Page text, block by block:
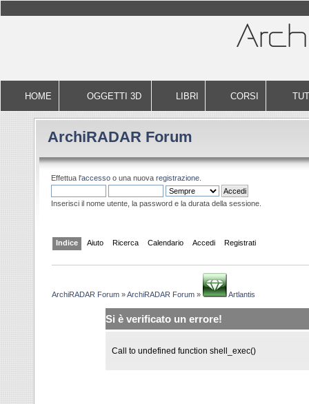
HOME OGGETTI 3D LIBRI CORSI
ArchiRADAR Forum
Effettua l'accesso o una nuova registrazione.
Inserisci il nome utente, la password e la durata della sessione.
Indice Aiuto Ricerca Calendario Accedi Registrati
ArchiRADAR Forum »ArchiRADAR Forum » Artlantis
Si è verificato un errore!
Call to undefined function shell_exec()